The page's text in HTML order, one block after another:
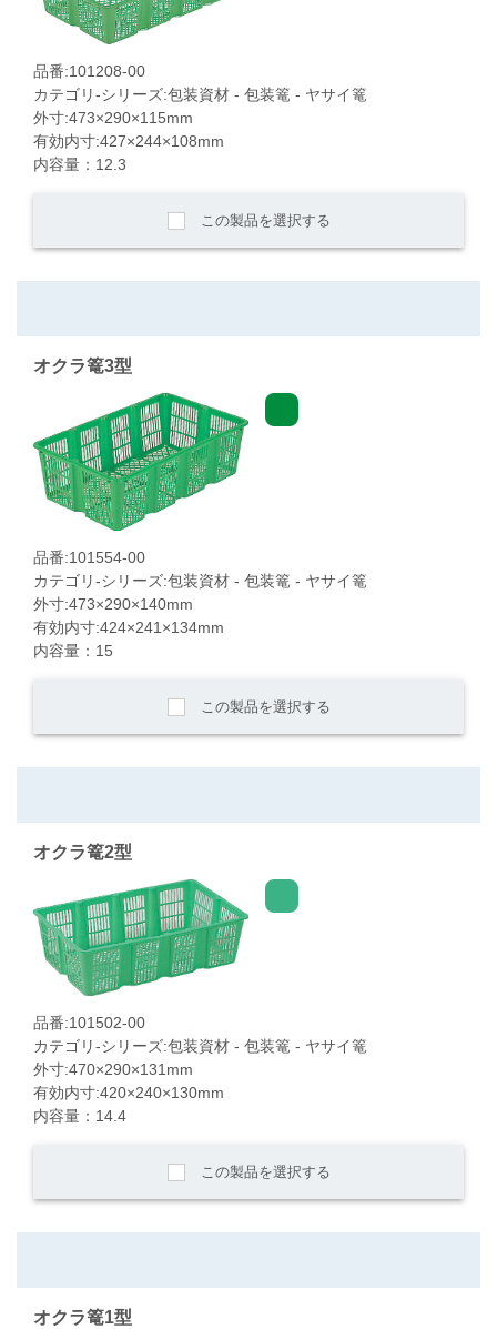
品番:101208-00
カテゴリ-シリーズ:包装資材 - 包装篭 - ヤサイ篭
外寸:473×290×115mm
有効内寸:427×244×108mm
内容量：12.3
この製品を選択する
オクラ篭3型
品番:101554-00
カテゴリ-シリーズ:包装資材 - 包装篭 - ヤサイ篭
外寸:473×290×140mm
有効内寸:424×241×134mm
内容量：15
この製品を選択する
オクラ篭2型
品番:101502-00
カテゴリ-シリーズ:包装資材 - 包装篭 - ヤサイ篭
外寸:470×290×131mm
有効内寸:420×240×130mm
内容量：14.4
この製品を選択する
オクラ篭1型